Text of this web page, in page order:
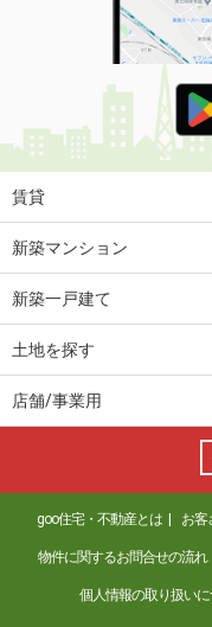
賃貸
新築マンション
新築一戸建て
土地を探す
店舗/事業用
goo住宅・不動産とは お客
物件に関するお問合せの流れ
個人情報の取り扱い